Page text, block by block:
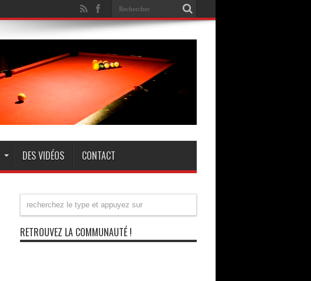
DES VIDÉOS CONTACT
RETROUVEZ LA COMMUNAUTÉ !